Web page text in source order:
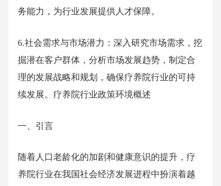
务能力，为行业发展提供人才保障。
6.社会需求与市场潜力：深入研究市场需求，挖
掘潜在客户群体，分析市场发展趋势，制定合
理的发展战略和规划，确保疗养院行业的可持
续发展。疗养院行业政策环境概述
一、引言
随着人口老龄化的加剧和健康意识的提升，疗
养院行业在我国社会经济发展进程中扮演着越